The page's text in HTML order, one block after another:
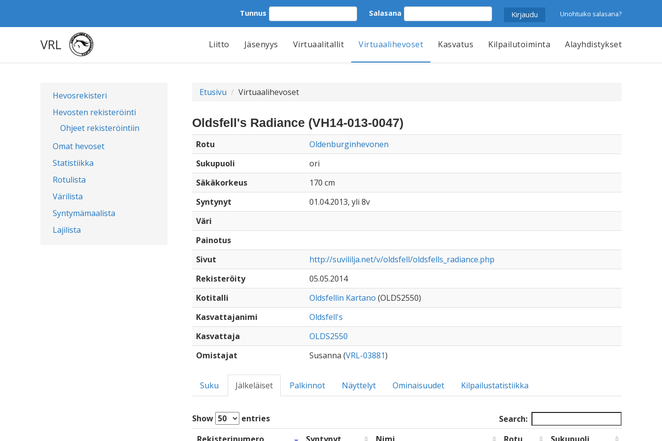
Tunnus Salasana Unohtuiko salasana?
VRL Liitto Jäsenyys Virtuaalitallit Virtuaalihevoset Kasvatus Kilpailutoiminta Alayhdistykset
Hevosrekisteri
Hevosten rekisteröinti
Ohjeet rekisteröintiin
Omat hevoset
Statistiikka
Rotulista
Värilista
Syntymämaalista
Lajilista
Etusivu Virtuaalihevoset
Oldsfell's Radiance (VH14-013-0047)
Rotu
Oldenburginhevonen
Sukupuoli
ori
Säkäkorkeus
170 cm
Syntynyt
01.04.2013, yli 8v
Väri
Painotus
Sivut
http://suvililja.net/v/oldsfell/oldsfells_radiance.php
Rekisteröity
05.05.2014
Kotitalli
Oldsfellin Kartano (OLDS2550)
Kasvattajanimi
Oldsfell's
Kasvattaja
OLDS2550
Omistajat
Susanna (VRL-03881)
Suku Jälkeläiset Palkinnot Näyttelyt Ominaisuudet Kilpailustatistiikka
Show entries
Search: